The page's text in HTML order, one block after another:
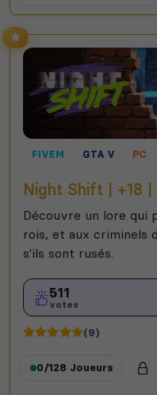
FIVEM GTA V PC
Night Shift | +18 |
Découvre un lore qui
rois, et aux criminels
s'ils sont rusés.
511
votes
(9)
0/128 Joueurs